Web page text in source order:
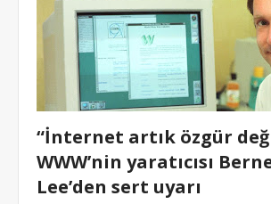
“İnternet artık özgür
WWW’nin yaratıcısı
Lee’den sert uyarı